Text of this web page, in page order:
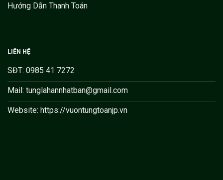
Hướng Dẫn Thanh Toán
LIÊN HỆ
SĐT: 0985 41 7272
Mail: tunglahannhatban@gmail.com
Website: https://vuontungtoanjp.vn